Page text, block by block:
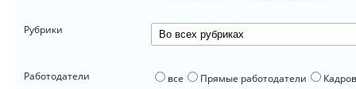
Рубрики
Работодатели все Прямые работодатели